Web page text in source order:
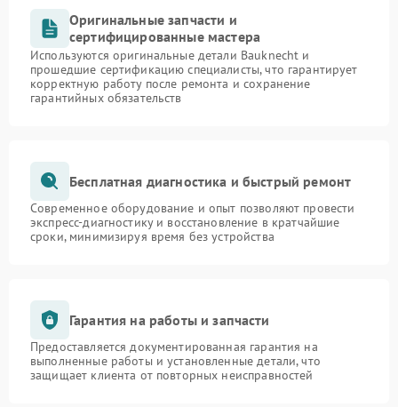
Оригинальные запчасти и
сертифицированные мастера
Используются оригинальные детали Bauknecht и
прошедшие сертификацию специалисты, что гарантирует
корректную работу после ремонта и сохранение
гарантийных обязательств
Бесплатная диагностика и быстрый ремонт
Современное оборудование и опыт позволяют провести
экспресс-диагностику и восстановление в кратчайшие
сроки, минимизируя время без устройства
Гарантия на работы и запчасти
Предоставляется документированная гарантия на
выполненные работы и установленные детали, что
защищает клиента от повторных неисправностей